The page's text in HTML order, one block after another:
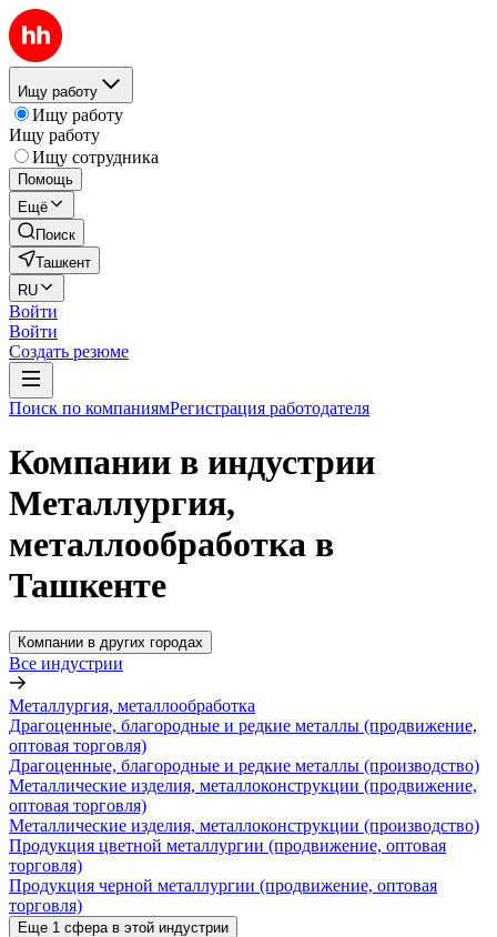
Ищу работу
Ищу работу
Ищу работу
Ищу сотрудника
Помощь
Ещё
Поиск
Ташкент
RU
Войти
Войти
Создать резюме
Поиск по компаниямРегистрация работодателя
Компании в индустрии
Металлургия,
металлообработка в
Ташкенте
Компании в других городах
Все индустрии
Металлургия, металлообработка
Драгоценные, благородные и редкие металлы (продвижение,
оптовая торговля)
Драгоценные, благородные и редкие металлы (производство)
Металлические изделия, металлоконструкции (продвижение,
оптовая торговля)
Металлические изделия, металлоконструкции (производство)
Продукция цветной металлургии (продвижение, оптовая
торговля)
Продукция черной металлургии (продвижение, оптовая
торговля)
Еще 1 сфера в этой индустрии